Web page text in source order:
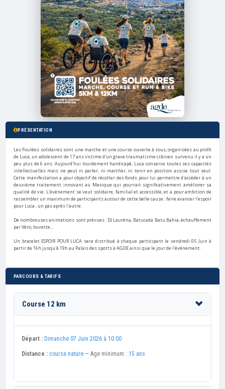
PRÉSENTATION
Les Foulées solidaires sont une marche et une course ouverte à tous, organisées au profit
de Luca, un adolescent de 17 ans victime d'un grave traumatisme crânien survenu il y a un
peu plus de 6 ans. Aujourd'hui lourdement handicapé, Luca conserve toutes ses capacités
intellectuelles mais ne peut ni parler, ni marcher, ni tenir en position assise tout seul.
Cette manifestation a pour objectif de récolter des fonds pour lui permettre d'accéder à un
deuxième traitement innovant au Mexique qui pourrait significativement améliorer sa
qualité de vie. L'événement se veut solidaire, familial et accessible, et a pour ambition de
rassembler un maximum de participants autour de cette belle cause : faire avancer l'espoir
pour Luca , un pas après l'autre.
De nombreuses animations sont prévues : DJ Lauréna, Batucada Batu Bahia, échauffement
par Véro, buvette...
Un bracelet ESPOIR POUR LUCA sera distribué à chaque participant le vendredi 05 Juin à
partir de 16h jusqu'à 19h au Palais des sports à AGDE ainsi que le jour de l'évènement.
PARCOURS & TARIFS
Course 12 km
Départ : Dimanche 07 Juin 2026 à 10:00
Distance : course nature — Age minimum : 15 ans